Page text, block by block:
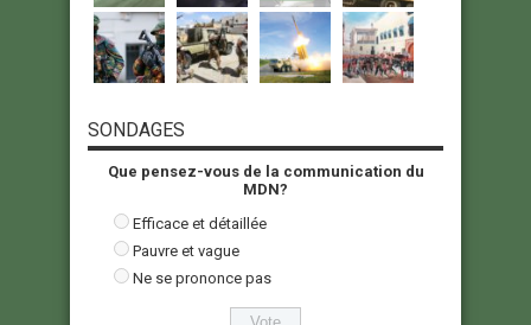
SONDAGES
Que pensez-vous de la communication du
MDN?
Efficace et détaillée
Pauvre et vague
Ne se prononce pas